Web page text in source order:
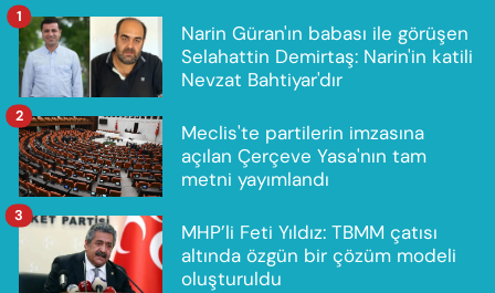
Narin Güran'ın babası ile görüşen
Selahattin Demirtaş: Narin'in katili
Nevzat Bahtiyar'dır
1
Meclis'te partilerin imzasına
açılan Çerçeve Yasa'nın tam
metni yayımlandı
2
MHP’li Feti Yıldız: TBMM çatısı
altında özgün bir çözüm modeli
oluşturuldu
3